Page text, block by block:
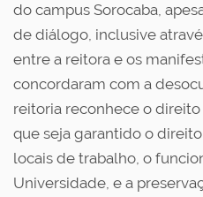
do campus Sorocaba,
de diálogo, inclusive
entre a reitora e os
concordaram com a
reitoria reconhece o
que seja garantido o
locais de trabalho, o
Universidade, e a